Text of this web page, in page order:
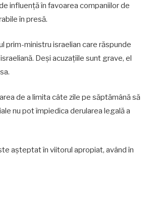
influență în favoarea companiilor de
în presă.
ministru israelian care răspunde
Deși acuzațiile sunt grave, el
de a limita câte zile pe săptămână să
nu pot împiedica derularea legală a
așteptat în viitorul apropiat, având în